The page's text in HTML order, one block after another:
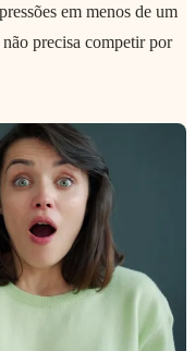
em menos de um
precisa competir por